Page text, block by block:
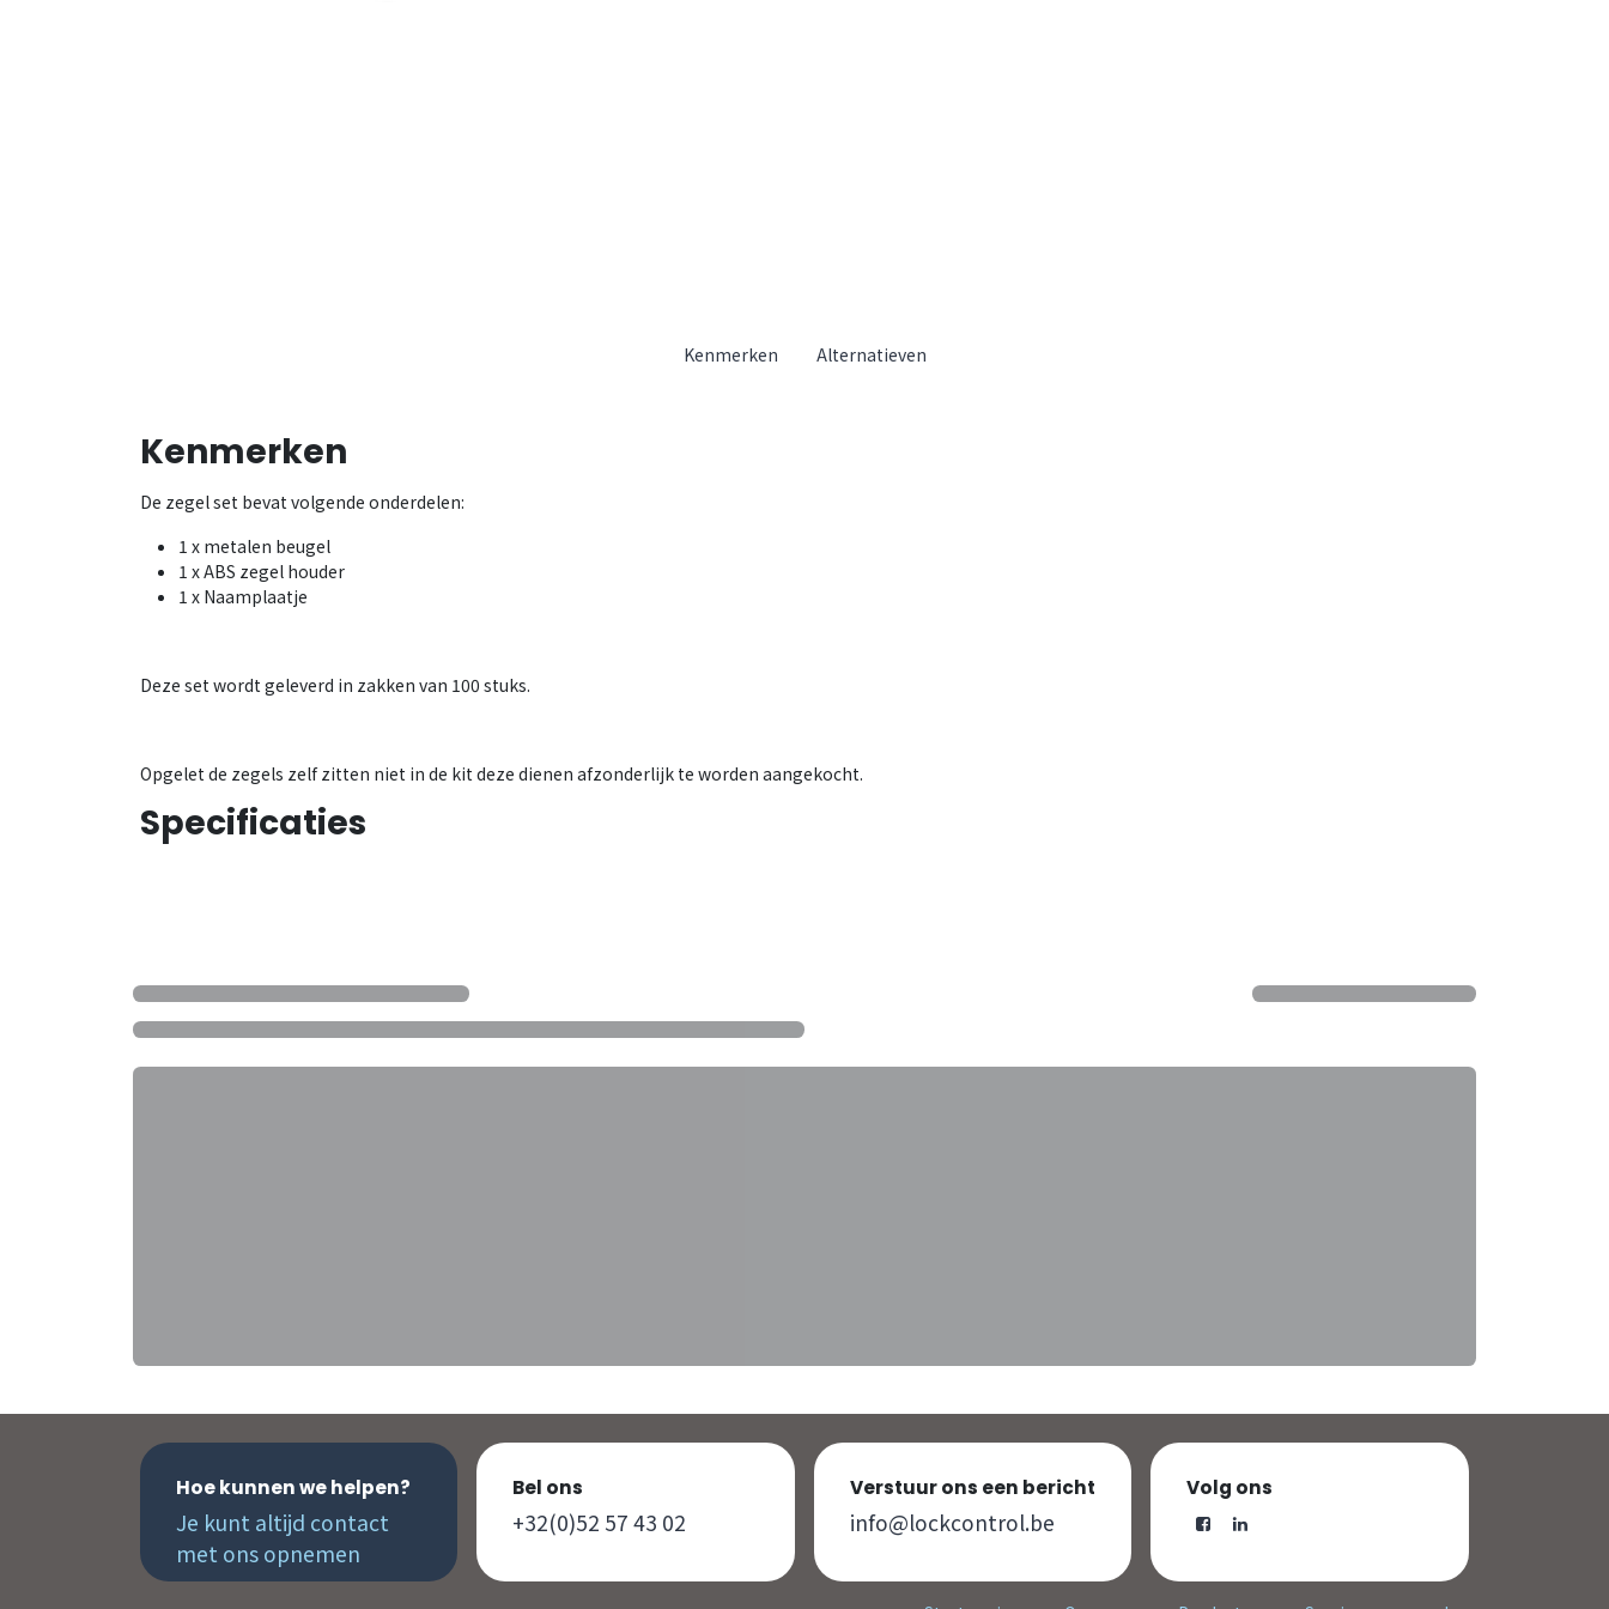
Kenmerken Alternatieven
Kenmerken
De zegel set bevat volgende onderdelen:
1 x metalen beugel
1 x ABS zegel houder
1 x Naamplaatje
Deze set wordt geleverd in zakken van 100 stuks.
Opgelet de zegels zelf zitten niet in de kit deze dienen afzonderlijk te worden aangekocht.
Specificaties
Hoe kunnen we helpen?
Je kunt altijd contact
met ons opnemen
Bel ons
+32(0)52 57 43 02
Verstuur ons een bericht
info@lockcontrol.be
Volg ons